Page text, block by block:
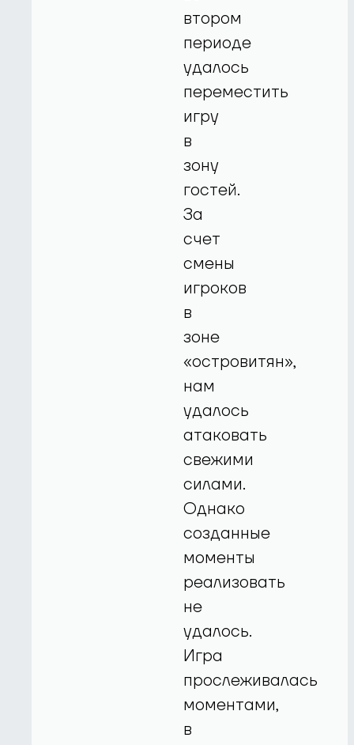
втором
периоде
удалось
переместить
игру
в
зону
гостей.
За
счет
смены
игроков
в
зоне
«островитян»,
нам
удалось
атаковать
свежими
силами.
Однако
созданные
моменты
реализовать
не
удалось.
Игра
прослеживалась
моментами,
в